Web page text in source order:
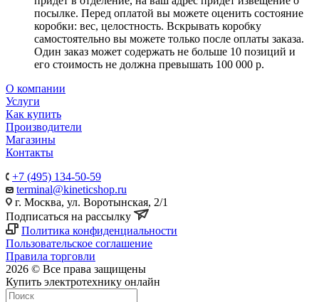
посылке. Перед оплатой вы можете оценить состояние
коробки: вес, целостность. Вскрывать коробку
самостоятельно вы можете только после оплаты заказа.
Один заказ может содержать не больше 10 позиций и
его стоимость не должна превышать 100 000 р.
О компании
Услуги
Как купить
Производители
Магазины
Контакты
+7 (495) 134-50-59
terminal@kineticshop.ru
г. Москва, ул. Воротынская, 2/1
Подписаться на рассылку
Политика конфиденциальности
Пользовательское соглашение
Правила торговли
2026 © Все права защищены
Купить электротехнику онлайн